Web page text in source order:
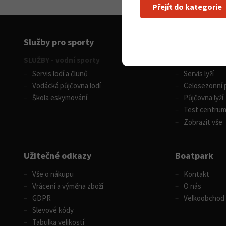
Služby pro sporty
SLUŽBY - vodní sporty
Servis lodí a člunů
Vodácká půjčovna lodí
Škola eskymování
Servis lyží
Celosezonní
Půjčovna lyží
Test
Zobrazit vše
Užitečné odkazy
Vše o nákupu
Vrácení a výměna zboží
GDPR
Slevové kódy
Tabulka velikostí
Boatpark
Kontakt
O nás
Velkoobchod
Přejít do kategorie